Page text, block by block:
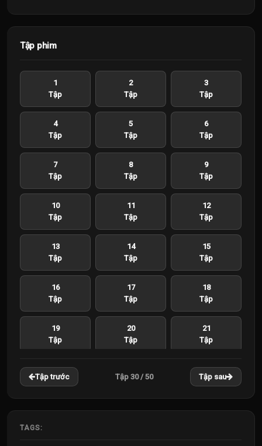
Tập phim
1
Tập
2
Tập
3
Tập
4
Tập
5
Tập
6
Tập
7
Tập
8
Tập
9
Tập
10
Tập
11
Tập
12
Tập
13
Tập
14
Tập
15
Tập
16
Tập
17
Tập
18
Tập
19
Tập
20
Tập
21
Tập
22
Tập
Tập
24
Tập
25
26
27
Tập trước Tập 30 / 50 Tập sau
TAGS: